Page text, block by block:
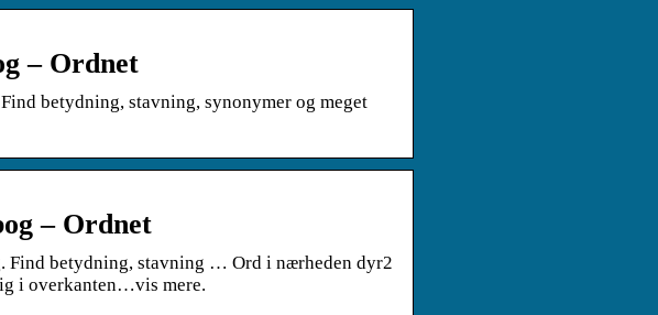
– Ordnet
betydning, stavning, synonymer og meget
– Ordnet
Find betydning, stavning … Ord i nærheden dyr2
i overkanten…vis mere.